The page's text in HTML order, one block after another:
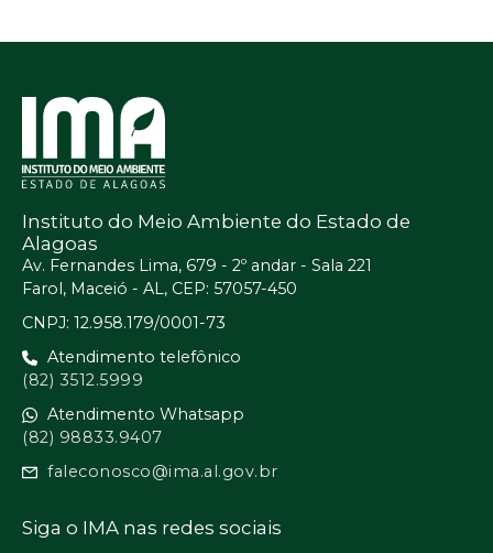
Instituto do Meio Ambiente do Estado de
Alagoas
Av. Fernandes Lima, 679 - 2º andar - Sala 221
Farol, Maceió - AL, CEP: 57057-450
CNPJ: 12.958.179/0001-73
Atendimento telefônico
(82) 3512.5999
Atendimento Whatsapp
(82) 98833.9407
faleconosco@ima.al.gov.br
Siga o IMA nas redes sociais